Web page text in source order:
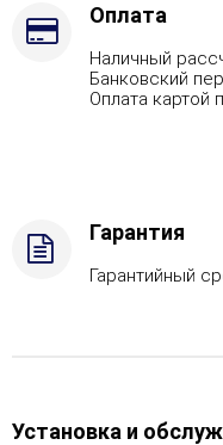
AISI
430,
топлива
ГГУ-40,
Боковое
подключение
Оплата
Наличный
Банковский
Оплата картой
Гарантия
Гарантийный
Установка и